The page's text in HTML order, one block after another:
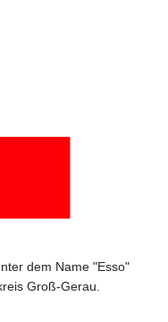
dem Name "Esso"
Groß-Gerau.